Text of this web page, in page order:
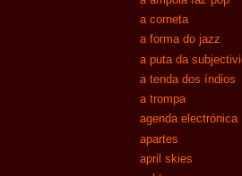
a corneta
a forma do jazz
a puta da
a tenda dos índios
a trompa
agenda electrónica
apartes
april skies